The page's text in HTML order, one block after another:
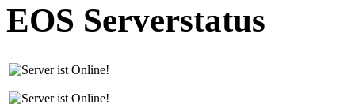
EOS Serverstatus